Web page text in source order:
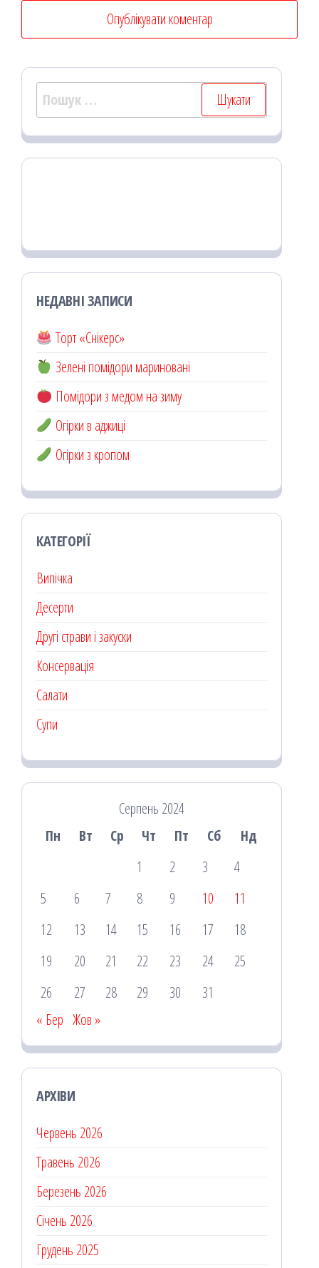
Пошук:
НЕДАВНІ ЗАПИСИ
Торт «Снікерс»
Зелені помідори мариновані
Помідори з медом на зиму
Огірки в аджиці
Огірки з кропом
КАТЕГОРІЇ
Випічка
Десерти
Другі страви і закуски
Консервація
Салати
Супи
Серпень 2024
Пн
Вт Ср Чт Пт Сб
Нд
1
2 3
4
5
6 7 8 9 10
11
12
13 14 15 16 17
18
19
20 21 22 23 24
25
26
27 28 29 30
31
« Бер Жов »
АРХІВИ
Червень 2026
Травень 2026
Березень 2026
Січень 2026
Грудень 2025